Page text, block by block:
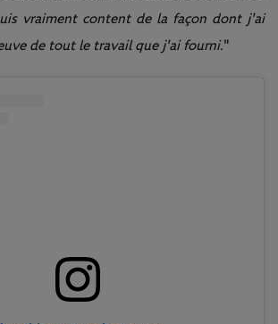
vraiment content de la façon dont j'ai
de tout le travail que j'ai fourni."